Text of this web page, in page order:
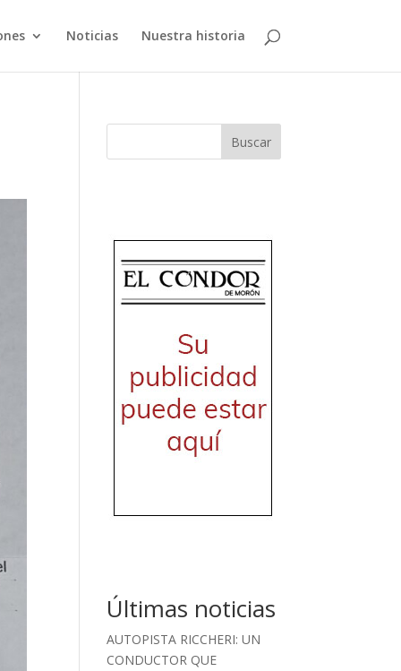
Noticias Nuestra historia
Buscar
Últimas noticias
AUTOPISTA RICCHERI: UN
CONDUCTOR QUE